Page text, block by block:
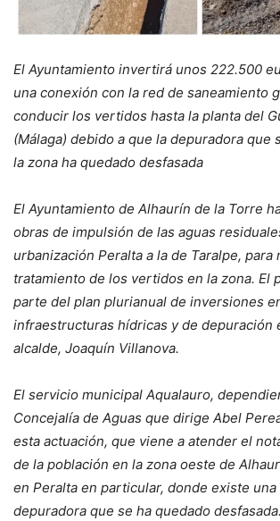
El Ayuntamiento invertirá unos 222.500
una conexión con la red de saneamiento
conducir los vertidos hasta la planta del
(Málaga) debido a que la depuradora que
la zona ha quedado desfasada
El Ayuntamiento de Alhaurín de la Torre
obras de impulsión de las aguas
urbanización Peralta a la de Taralpe, para
tratamiento de los vertidos en la zona. El
parte del plan plurianual de inversiones
infraestructuras hídricas y de depuración
alcalde, Joaquín Villanova.
El servicio municipal Aqualauro,
Concejalía de Aguas que dirige Abel
esta actuación, que viene a atender el
de la población en la zona oeste de
en Peralta en particular, donde existe una
depuradora que se ha quedado